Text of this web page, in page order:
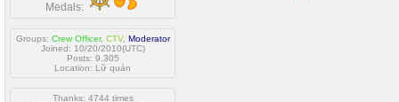
Medals:
Groups: Crew Officer, CTV, Moderator
Joined: 10/20/2010(UTC)
Posts: 9,305
Location: Lữ quán
Thanks: 4744 times